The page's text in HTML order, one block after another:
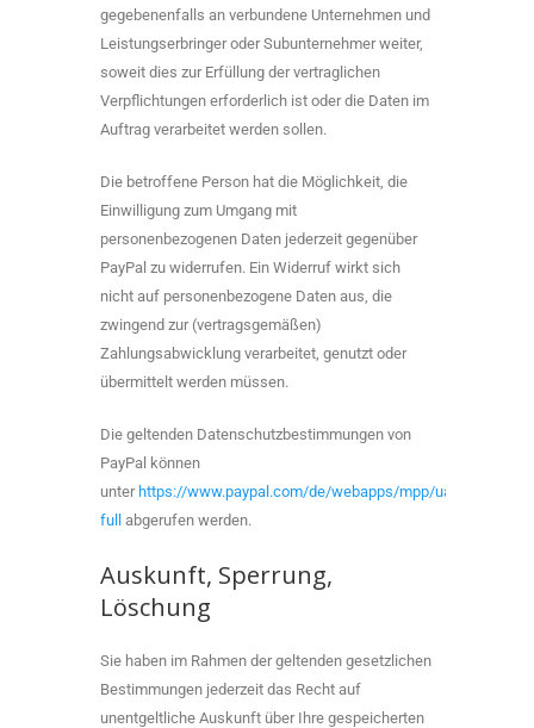
gegebenenfalls an verbundene Unternehmen und
Leistungserbringer oder Subunternehmer weiter,
soweit dies zur Erfüllung der vertraglichen
Verpflichtungen erforderlich ist oder die Daten im
Auftrag verarbeitet werden sollen.
Die betroffene Person hat die Möglichkeit, die
Einwilligung zum Umgang mit
personenbezogenen Daten jederzeit gegenüber
PayPal zu widerrufen. Ein Widerruf wirkt sich
nicht auf personenbezogene Daten aus, die
zwingend zur (vertragsgemäßen)
Zahlungsabwicklung verarbeitet, genutzt oder
übermittelt werden müssen.
Die geltenden Datenschutzbestimmungen von
PayPal können
unter https://www.paypal.com/de/webapps/mpp/ua/privacy-
full abgerufen werden.
Auskunft, Sperrung,
Löschung
Sie haben im Rahmen der geltenden gesetzlichen
Bestimmungen jederzeit das Recht auf
unentgeltliche Auskunft über Ihre gespeicherten